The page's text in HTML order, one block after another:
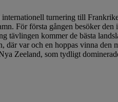
turnering till
För första gången besöker den
kommer de bästa
var och en hoppas vinna den
Zeeland, som tydligt